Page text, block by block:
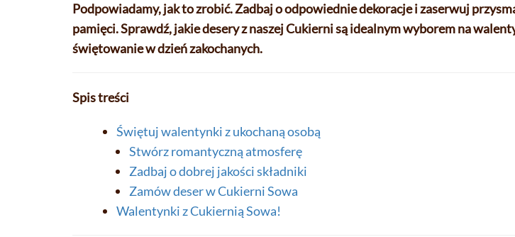
Podpowiadamy, jak to zrobić. Zadbaj o odpowiednie dekoracje i zaserwuj
pamięci. Sprawdź, jakie desery z naszej Cukierni są idealnym wyborem na
świętowanie w dzień zakochanych.
Spis treści
Świętuj walentynki z ukochaną osobą
Stwórz romantyczną atmosferę
Zadbaj o dobrej jakości składniki
Zamów deser w Cukierni Sowa
Walentynki z Cukiernią Sowa!